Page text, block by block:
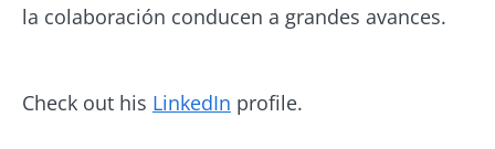
la colaboración conducen a grandes avances.
Check out his LinkedIn profile.